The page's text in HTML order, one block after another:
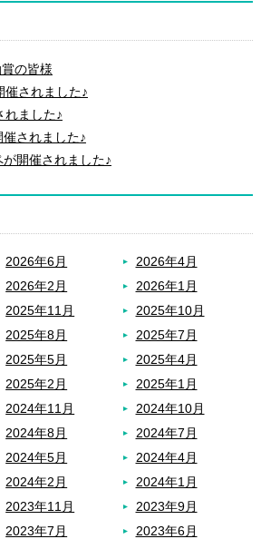
の皆様
催されました♪
れました♪
されました♪
開催されました♪
2026年6月
2026年4月
2026年2月
2026年1月
2025年11月
2025年10月
2025年8月
2025年7月
2025年5月
2025年4月
2025年2月
2025年1月
2024年11月
2024年10月
2024年8月
2024年7月
2024年5月
2024年4月
2024年2月
2024年1月
2023年11月
2023年9月
2023年7月
2023年6月